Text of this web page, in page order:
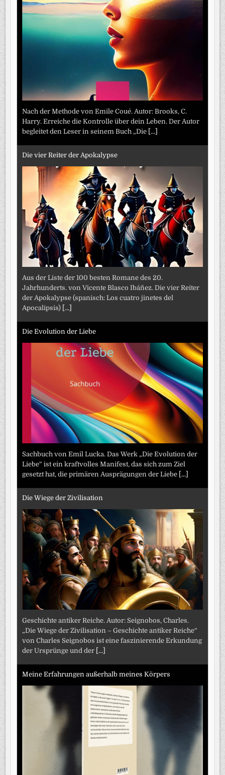
Nach der Methode von Emile Coué. Autor: Brooks, C.
Harry. Erreiche die Kontrolle über dein Leben. Der Autor
begleitet den Leser in seinem Buch „Die [...]
Die vier Reiter der Apokalypse
Aus der Liste der 100 besten Romane des 20.
Jahrhunderts. von Vicente Blasco Ibáñez. Die vier Reiter
der Apokalypse (spanisch: Los cuatro jinetes del
Apocalipsis) [...]
Die Evolution der Liebe
Sachbuch von Emil Lucka. Das Werk „Die Evolution der
Liebe“ ist ein kraftvolles Manifest, das sich zum Ziel
gesetzt hat, die primären Ausprägungen der Liebe [...]
Die Wiege der Zivilisation
Geschichte antiker Reiche. Autor: Seignobos, Charles.
„Die Wiege der Zivilisation – Geschichte antiker Reiche“
von Charles Seignobos ist eine faszinierende Erkundung
der Ursprünge und der [...]
Meine Erfahrungen außerhalb meines Körpers